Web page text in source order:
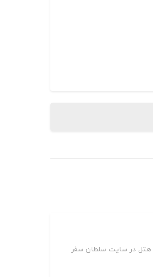
هتل در سایت سلطان سفر